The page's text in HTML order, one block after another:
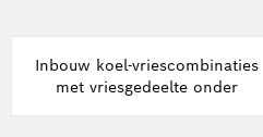
Inbouw koel-vriescombinaties
met vriesgedeelte onder